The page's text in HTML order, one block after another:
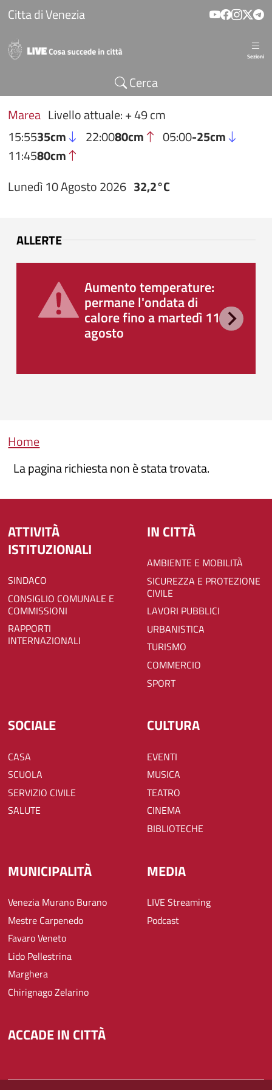
Salta al contenuto principale
Citta di Venezia
Sezioni
Cerca
Marea Livello attuale: + 49 cm
15:5535cm 22:0080cm 05:00-25cm
11:4580cm
Lunedì 10 Agosto 2026 32,2°C
ALLERTE
Aumento temperature:
permane l'ondata di
calore fino a martedì 11
agosto
Briciole di pane
Home
La pagina richiesta non è stata trovata.
ATTIVITÀ
ISTITUZIONALI
SINDACO
CONSIGLIO COMUNALE E
COMMISSIONI
RAPPORTI
INTERNAZIONALI
IN CITTÀ
AMBIENTE E MOBILITÀ
SICUREZZA E PROTEZIONE
CIVILE
LAVORI PUBBLICI
URBANISTICA
TURISMO
COMMERCIO
SPORT
SOCIALE
CASA
SCUOLA
SERVIZIO CIVILE
SALUTE
CULTURA
EVENTI
MUSICA
TEATRO
CINEMA
BIBLIOTECHE
MUNICIPALITÀ
Venezia Murano Burano
Mestre Carpenedo
Favaro Veneto
Lido Pellestrina
Marghera
Chirignago Zelarino
MEDIA
LIVE Streaming
Podcast
ACCADE IN CITTÀ